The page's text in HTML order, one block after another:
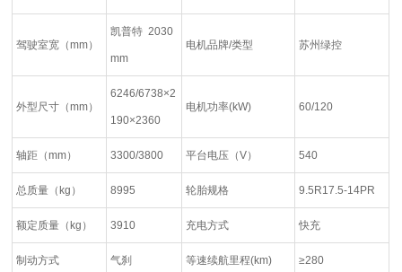
驾驶室宽（mm）
凯普特 2030
mm
电机品牌/类型 苏州绿控
外型尺寸（mm）
6246/6738×2
190×2360
电机功率(kW) 60/120
轴距（mm） 3300/3800 平台电压（V） 540
总质量（kg） 8995 轮胎规格 9.5R17.5-14PR
额定质量（kg） 3910 充电方式 快充
制动方式 气刹 等速续航里程(km) ≥280